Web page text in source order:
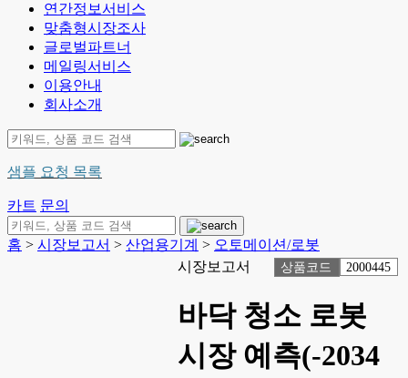
연간정보서비스
맞춤형시장조사
글로벌파트너
메일링서비스
이용안내
회사소개
샘플 요청 목록
카트 문의
홈 > 시장보고서 > 산업용기계 > 오토메이션/로봇
시장보고서
상품코드 2000445
바닥 청소 로봇
시장 예측(-2034